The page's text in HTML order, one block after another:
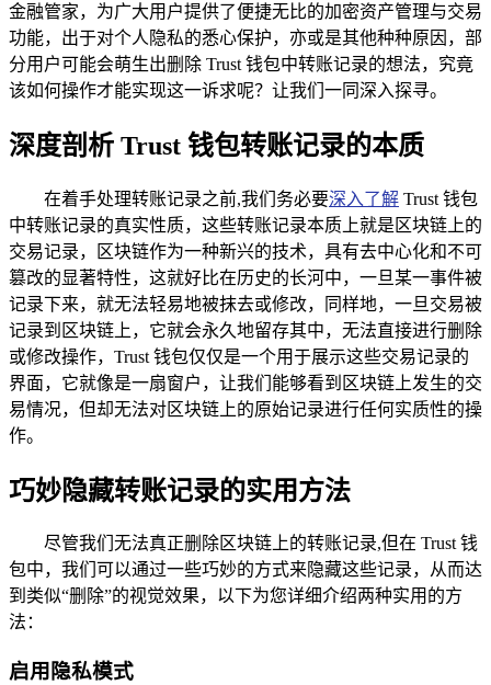
金融管家，为广大用户提供了便捷无比的加密资产管理与交易
功能，出于对个人隐私的悉心保护，亦或是其他种种原因，部
分用户可能会萌生出删除 Trust 钱包中转账记录的想法，究竟
该如何操作才能实现这一诉求呢？让我们一同深入探寻。
深度剖析 Trust 钱包转账记录的本质
在着手处理转账记录之前,我们务必要深入了解 Trust 钱包
中转账记录的真实性质，这些转账记录本质上就是区块链上的
交易记录，区块链作为一种新兴的技术，具有去中心化和不可
篡改的显著特性，这就好比在历史的长河中，一旦某一事件被
记录下来，就无法轻易地被抹去或修改，同样地，一旦交易被
记录到区块链上，它就会永久地留存其中，无法直接进行删除
或修改操作，Trust 钱包仅仅是一个用于展示这些交易记录的
界面，它就像是一扇窗户，让我们能够看到区块链上发生的交
易情况，但却无法对区块链上的原始记录进行任何实质性的操
作。
巧妙隐藏转账记录的实用方法
尽管我们无法真正删除区块链上的转账记录,但在 Trust 钱
包中，我们可以通过一些巧妙的方式来隐藏这些记录，从而达
到类似“删除”的视觉效果，以下为您详细介绍两种实用的方
法：
启用隐私模式